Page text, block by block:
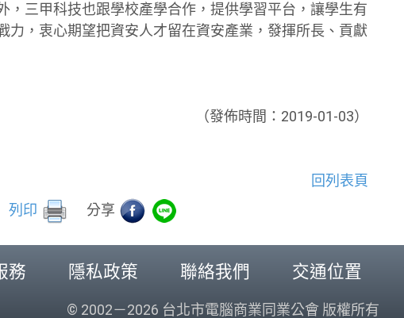
，三甲科技也跟學校產學合作，提供學習平台，讓學生有
力，衷心期望把資安人才留在資安產業，發揮所長、貢獻
（發佈時間：2019-01-03）
回列表頁
列印 分享
務 隱私政策 聯絡我們 交通位置
© 2002－2026 台北市電腦商業同業公會 版權所有